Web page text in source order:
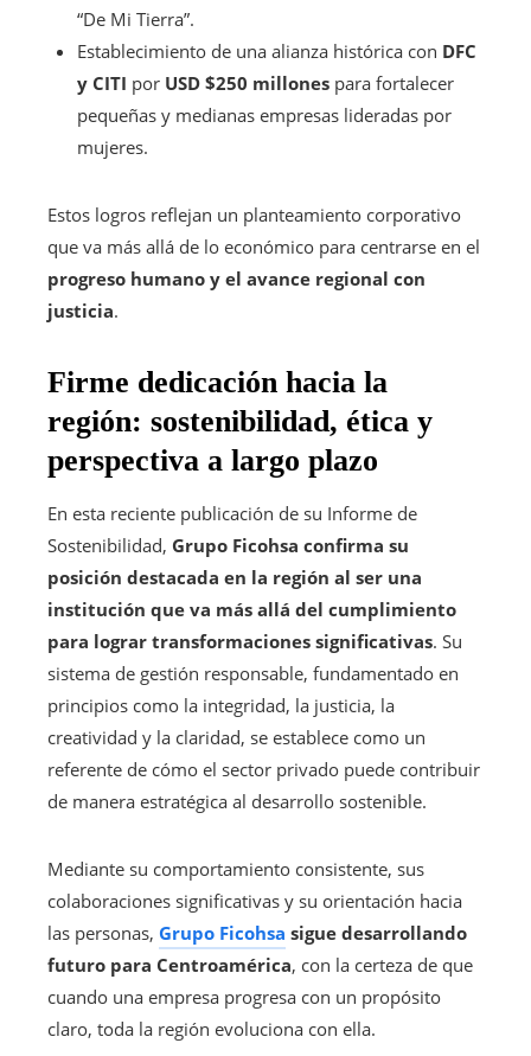
“De Mi Tierra”.
Establecimiento de una alianza histórica con DFC
y CITI por USD $250 millones para fortalecer
pequeñas y medianas empresas lideradas por
mujeres.
Estos logros reflejan un planteamiento corporativo
que va más allá de lo económico para centrarse en el
progreso humano y el avance regional con
justicia.
Firme dedicación hacia la
región: sostenibilidad, ética y
perspectiva a largo plazo
En esta reciente publicación de su Informe de
Sostenibilidad, Grupo Ficohsa confirma su
posición destacada en la región al ser una
institución que va más allá del cumplimiento
para lograr transformaciones significativas. Su
sistema de gestión responsable, fundamentado en
principios como la integridad, la justicia, la
creatividad y la claridad, se establece como un
referente de cómo el sector privado puede contribuir
de manera estratégica al desarrollo sostenible.
Mediante su comportamiento consistente, sus
colaboraciones significativas y su orientación hacia
las personas, Grupo Ficohsa sigue desarrollando
futuro para Centroamérica, con la certeza de que
cuando una empresa progresa con un propósito
claro, toda la región evoluciona con ella.